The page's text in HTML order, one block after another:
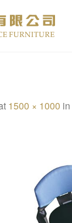
1500 × 1000 in